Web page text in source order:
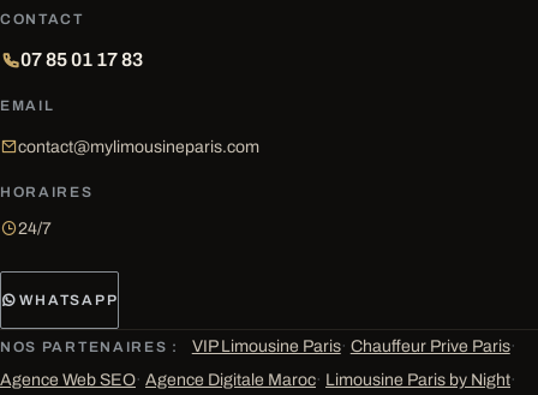
CONTACT
07 85 01 17 83
EMAIL
contact@mylimousineparis.com
HORAIRES
24/7
WHATSAPP
NOS PARTENAIRES : VIP Limousine Paris· Chauffeur Prive Paris·
Agence Web SEO· Agence Digitale Maroc· Limousine Paris by Night·